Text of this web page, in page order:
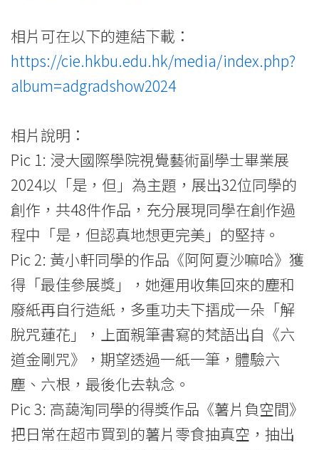
相片可在以下的連結下載：
https://cie.hkbu.edu.hk/media/index.php?
album=adgradshow2024
相片說明：
Pic 1: 浸大國際學院視覺藝術副學士畢業展
2024以「是，但」為主題，展出32位同學的
創作，共48件作品，充分展現同學在創作過
程中「是，但認真地想更完美」的堅持。
Pic 2: 黃小軒同學的作品《阿阿夏沙嘛哈》獲
得「最佳參展獎」，她運用收集回來的塵和
廢紙再自行造紙，多重功夫下摺成一朵「解
脫咒蓮花」，上面親筆書寫的梵語出自《六
道金剛咒》，期望透過一紙一筆，體驗六
塵、六根，最後化去執念。
Pic 3: 高藹淘同學的得獎作品《薯片負空間》
把日常在超市買到的薯片零食抽真空，抽出